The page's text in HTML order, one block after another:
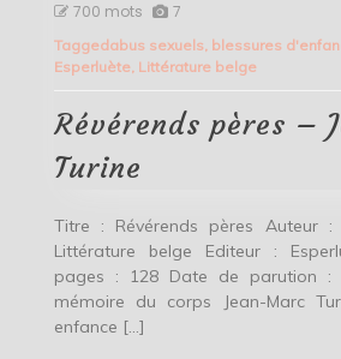
–
700 mots 7
Taggedabus sexuels, blessures
Esperluète, Littérature belge
Révérends pères –
Turine
Titre : Révérends pères Auteur :
Littérature belge Editeur :
pages : 128 Date de parution
mémoire du corps Jean-Marc
enfance […]